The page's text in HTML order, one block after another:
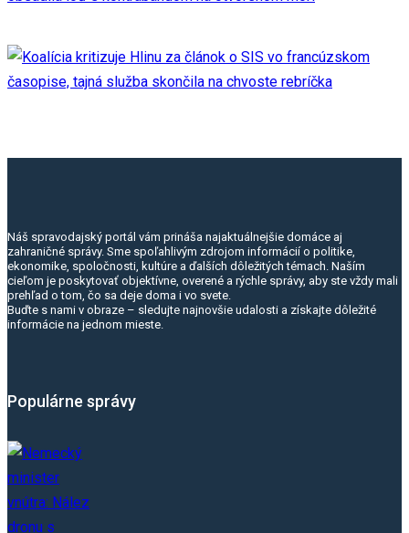
Náš spravodajský portál vám prináša najaktuálnejšie domáce aj
zahraničné správy. Sme spoľahlivým zdrojom informácií o politike,
ekonomike, spoločnosti, kultúre a ďalších dôležitých témach. Naším
cieľom je poskytovať objektívne, overené a rýchle správy, aby ste vždy mali
prehľad o tom, čo sa deje doma i vo svete.
Buďte s nami v obraze – sledujte najnovšie udalosti a získajte dôležité
informácie na jednom mieste.
Populárne správy